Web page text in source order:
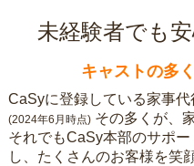
未経験者でも
キャストの多
CaSyに登録している家事代
(2024年6月時点) その多くが、
それでもCaSy本部のサポ
し、たくさんのお客様を笑